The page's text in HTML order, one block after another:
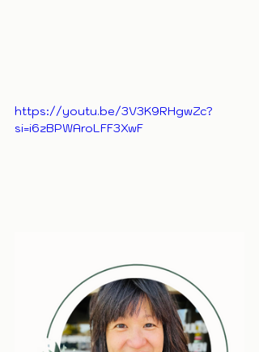
https://youtu.be/3V3K9RHgwZc?
si=i6zBPWAroLFF3XwF